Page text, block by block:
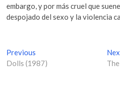
embargo, y por más cruel que
despojado del sexo y la violencia
N
a
Previous
r
Dolls (1987)